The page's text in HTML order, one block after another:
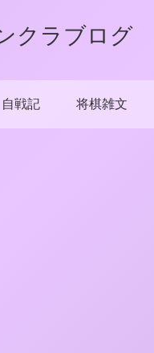
クラブログ
自戦記 将棋雑文